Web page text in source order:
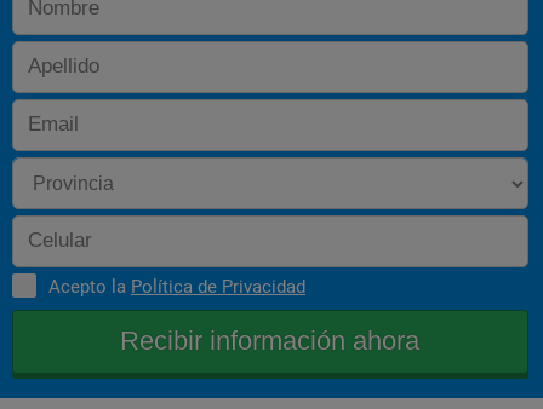
Acepto la Política de Privacidad